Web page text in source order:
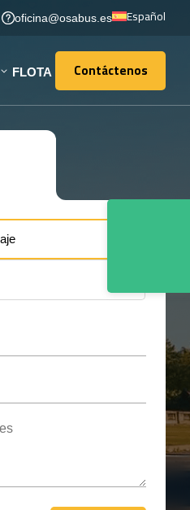
oficina@osabus.es Español
FLOTA Contáctenos
Contáctenos